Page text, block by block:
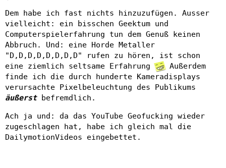
Dem habe ich fast nichts hinzuzufügen. Ausser
vielleicht: ein bisschen Geektum und
Computerspielerfahrung tun dem Genuß keinen
Abbruch. Und: eine Horde Metaller
"D,D,D,D,D,D,D,D" rufen zu hören, ist schon
eine ziemlich seltsame Erfahrung
Außerdem
finde ich die durch hunderte Kameradisplays
verursachte Pixelbeleuchtung des Publikums
äußerstbefremdlich.
Ach ja und: da das YouTube Geofucking wieder
zugeschlagen hat, habe ich gleich mal die
DailymotionVideos eingebettet.